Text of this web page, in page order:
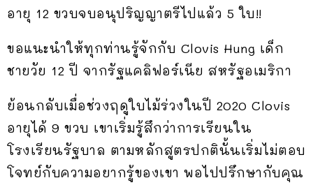
อายุ 12 ขวบจบอนุปริญญาตรีไปแล้ว 5 ใบ!!
ขอแนะนำให้ทุกท่านรู้จักกับ Clovis Hung เด็ก
ชายวัย 12 ปี จากรัฐแคลิฟอร์เนีย สหรัฐอเมริกา
ย้อนกลับเมื่อช่วงฤดูใบไม้ร่วงในปี 2020 Clovis
อายุได้ 9 ขวบ เขาเริ่มรู้สึกว่าการเรียนใน
โรงเรียนรัฐบาล ตามหลักสูตรปกตินั้นเริ่มไม่ตอบ
โจทย์กับความอยากรู้ของเขา พอไปปรึกษากับคุณ